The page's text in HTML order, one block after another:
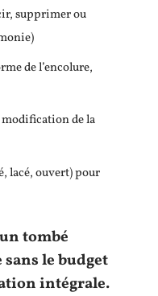
supprimer ou
de l’encolure,
de la
lacé, ouvert) pour
tombé
le budget
intégrale.